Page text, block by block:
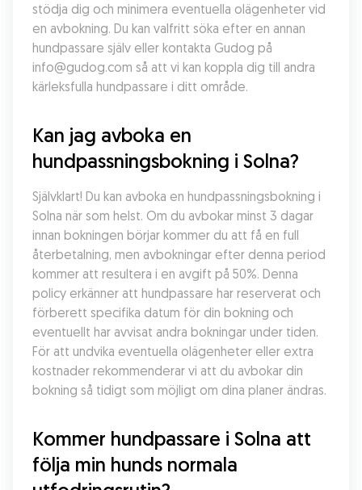
stödja dig och minimera eventuella olägenheter vid
en avbokning. Du kan valfritt söka efter en annan
hundpassare själv eller kontakta Gudog på
info@gudog.com så att vi kan koppla dig till andra
kärleksfulla hundpassare i ditt område.
Kan jag avboka en
hundpassningsbokning i Solna?
Självklart! Du kan avboka en hundpassningsbokning i
Solna när som helst. Om du avbokar minst 3 dagar
innan bokningen börjar kommer du att få en full
återbetalning, men avbokningar efter denna period
kommer att resultera i en avgift på 50%. Denna
policy erkänner att hundpassare har reserverat och
förberett specifika datum för din bokning och
eventuellt har avvisat andra bokningar under tiden.
För att undvika eventuella olägenheter eller extra
kostnader rekommenderar vi att du avbokar din
bokning så tidigt som möjligt om dina planer ändras.
Kommer hundpassare i Solna att
följa min hunds normala